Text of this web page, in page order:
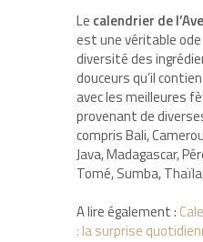
Le calendrier de
est une véritable
diversité des
douceurs qu’il
avec lesmeilleures
provenant de
compris Bali,
Java, Madagascar,
Tomé, Sumba,
A lire également :
: la surprise